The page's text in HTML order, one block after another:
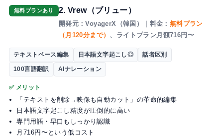
無料プランあり 2. Vrew（ブリュー）
開発元：VoyagerX（韓国）｜料金： 無料プラン
（月120分まで） 、ライトプラン月額716円〜
テキストベース編集 日本語文字起こし◎ 話者区別
100言語翻訳 AIナレーション
✅ メリット
「テキストを削除→映像も自動カット」の革命的編集
日本語文字起こし精度が圧倒的に高い
専門用語・早口もしっかり認識
月716円〜という低コスト